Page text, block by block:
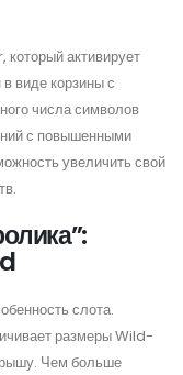
активирует
виде корзины с
числа символов
с повышенными
увеличить свой
слота.
размеры Wild-
Чем больше